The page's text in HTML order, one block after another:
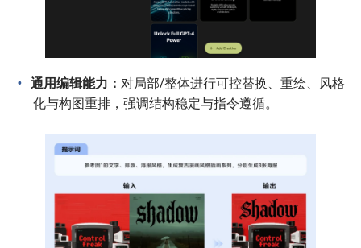
通用编辑能力： 对局部/整体进行可控替换、重绘、风格
化与构图重排，强调结构稳定与指令遵循。